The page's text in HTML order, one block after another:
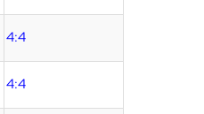
4:4
4:4